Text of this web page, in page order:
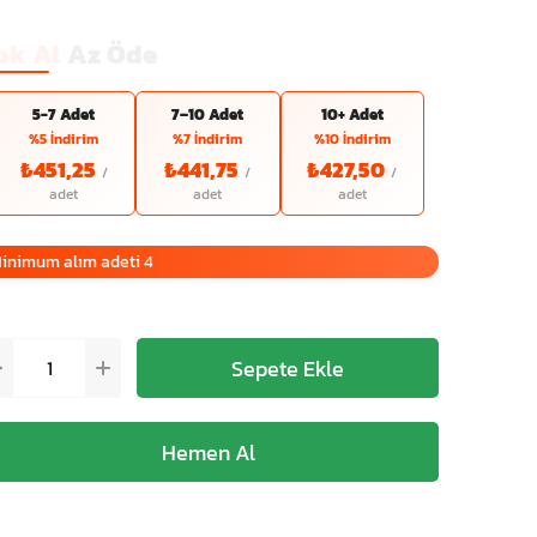
5-7 Adet
%5 İndirim
₺451,25
7–10 Adet
%7 İndirim
₺441,75
10+ Adet
%10 İndirim
₺427,50
alım adeti 4